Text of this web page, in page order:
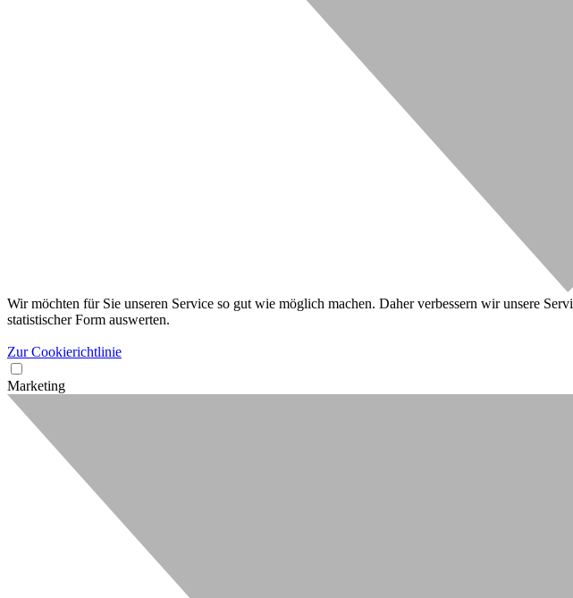
Wir möchten für Sie unseren Service so gut wie möglich machen. Daher verbessern wir unsere
statistischer Form auswerten.
Zur Cookierichtlinie
Marketing